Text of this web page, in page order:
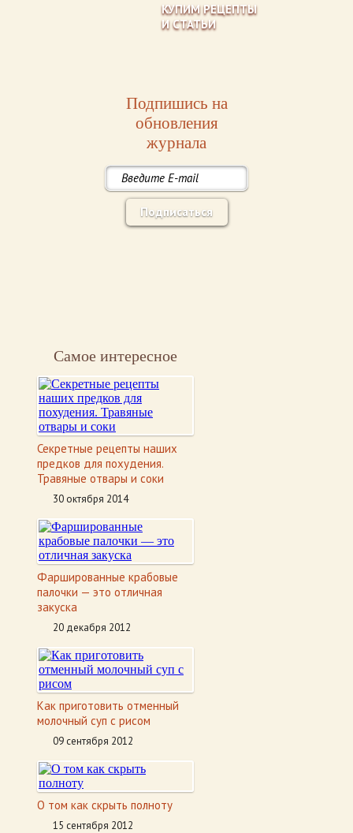
КУПИМ РЕЦЕПТЫ
И СТАТЬИ
Подпишись на
обновления
журнала
Подписаться
Самое интересное
Секретные рецепты наших
предков для похудения.
Травяные отвары и соки
30 октября 2014
Фаршированные крабовые
палочки — это отличная
закуска
20 декабря 2012
Как приготовить отменный
молочный суп с рисом
09 сентября 2012
О том как скрыть полноту
15 сентября 2012